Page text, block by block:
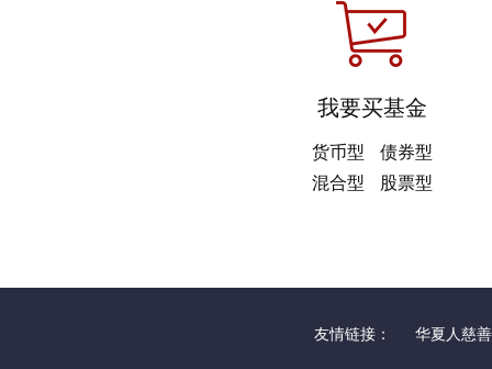
我要买基金
货币型
债券型
混合型
股票型
友情链接： 华夏人慈